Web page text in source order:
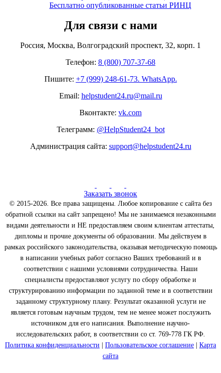
Бесплатно опубликованные статьи РИНЦ
Для связи с нами
Россия, Москва, Волгоградский проспект, 32, корп. 1
Телефон: 8 (800) 707-37-68
Пишите: +7 (999) 248-61-73. WhatsApp.
Email: helpstudent24.ru@mail.ru
Вконтакте: vk.com
Телеграмм: @HelpStudent24_bot
Администрация сайта: support@helpstudent24.ru
Заказать звонок
© 2015-2026. Все права защищены. Любое копирование с сайта без
обратной ссылки на сайт запрещено! Мы не занимаемся незаконными
видами деятельности и НЕ предоставляем своим клиентам аттестаты,
дипломы и прочие документы об образовании. Мы действуем в
рамках российского законодательства, оказывая методическую помощь
в написании учебных работ согласно Ваших требований и в
соответствии с нашими условиями сотрудничества. Наши
специалисты предоставляют услугу по сбору обработке и
структурированию информации по заданной теме и в соответствии
заданному структурному плану. Результат оказанной услуги не
является готовым научным трудом, тем не менее может послужить
источником для его написания. Выполнение научно-
исследовательских работ, в соответствии со ст. 769-778 ГК РФ.
Политика конфиденциальности
Пользовательское соглашение
Карта
сайта